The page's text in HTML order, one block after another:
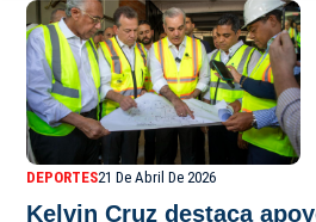
DEPORTES21 De Abril De 2026
Kelvin Cruz destaca